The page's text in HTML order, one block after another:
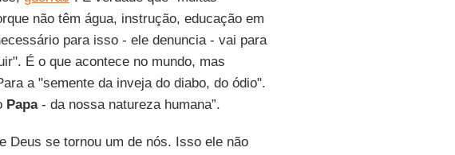
não têm água, instrução, educação em
para isso - ele denuncia - vai para
É o que acontece no mundo, mas
a "semente da inveja do diabo, do ódio".
Papa- da nossa natureza humana”.
Deus se tornou um de nós. Isso ele não